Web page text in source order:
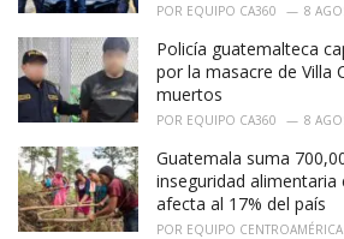
POR EQUIPO CA360 8
Policía guatemalteca
por la masacre de Villa
muertos
POR EQUIPO CA360 8
Guatemala suma
inseguridad alimentaria
afecta al 17% del país
POR EQUIPO